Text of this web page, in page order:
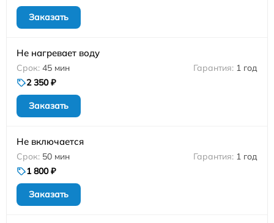
Заказать
Не нагревает воду
45 мин
1 год
2 350 ₽
Заказать
Не включается
50 мин
1 год
1 800 ₽
Заказать